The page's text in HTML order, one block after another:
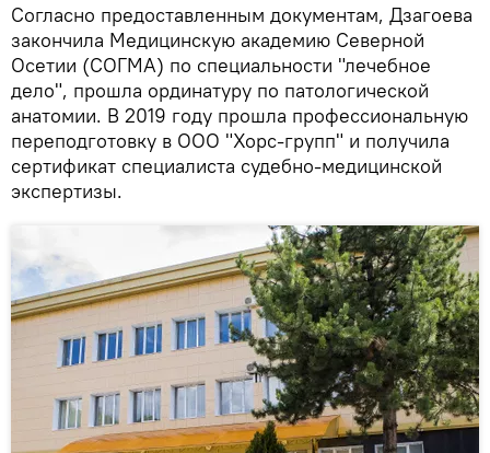
Согласно предоставленным документам, Дзагоева
закончила Медицинскую академию Северной
Осетии (СОГМА) по специальности "лечебное
дело", прошла ординатуру по патологической
анатомии. В 2019 году прошла профессиональную
переподготовку в ООО "Хорс-групп" и получила
сертификат специалиста судебно-медицинской
экспертизы.